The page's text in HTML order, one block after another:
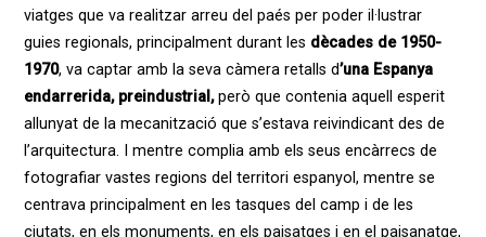
viatges que va realitzar arreu del paés per poder il·lustrar
guies regionals, principalment durant les dècades de 1950-
1970, va captar amb la seva càmera retalls d’una Espanya
endarrerida, preindustrial,però que contenia aquell esperit
allunyat de la mecanització que s’estava reivindicant des de
l’arquitectura. I mentre complia amb els seus encàrrecs de
fotografiar vastes regions del territori espanyol, mentre se
centrava principalment en les tasques del camp i de les
ciutats, en els monuments, en els paisatges i en el paisanatge,